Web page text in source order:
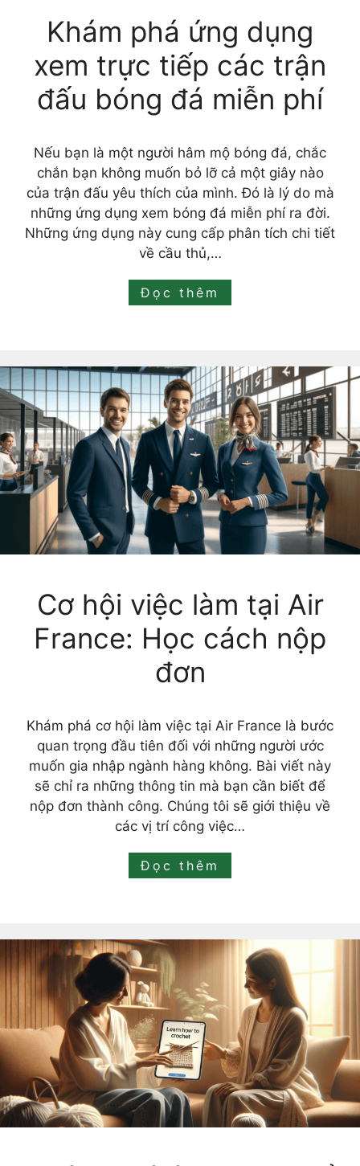
Khám phá ứng dụng
xem trực tiếp các trận
đấu bóng đá miễn phí
Nếu bạn là một người hâm mộ bóng đá, chắc
chắn bạn không muốn bỏ lỡ cả một giây nào
của trận đấu yêu thích của mình. Đó là lý do mà
những ứng dụng xem bóng đá miễn phí ra đời.
Những ứng dụng này cung cấp phân tích chi tiết
về cầu thủ,…
Đọc thêm
Cơ hội việc làm tại Air
France: Học cách nộp
đơn
Khám phá cơ hội làm việc tại Air France là bước
quan trọng đầu tiên đối với những người ước
muốn gia nhập ngành hàng không. Bài viết này
sẽ chỉ ra những thông tin mà bạn cần biết để
nộp đơn thành công. Chúng tôi sẽ giới thiệu về
các vị trí công việc…
Đọc thêm